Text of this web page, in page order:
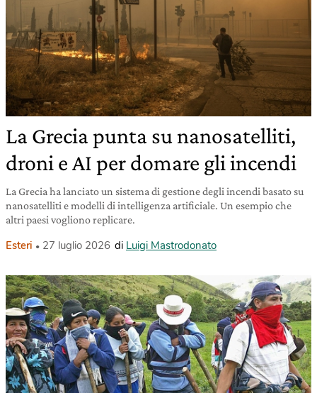
La Grecia punta su nanosatelliti,
droni e AI per domare gli incendi
La Grecia ha lanciato un sistema di gestione degli incendi basato su
nanosatelliti e modelli di intelligenza artificiale. Un esempio che
altri paesi vogliono replicare.
Esteri 27 luglio 2026 di Luigi Mastrodonato